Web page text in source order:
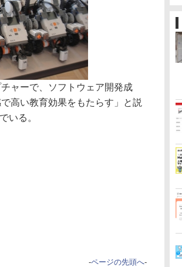
ャーで、ソフトウェア開発成
高い教育効果をもたらす」と説
いる。
-ページの先頭へ-